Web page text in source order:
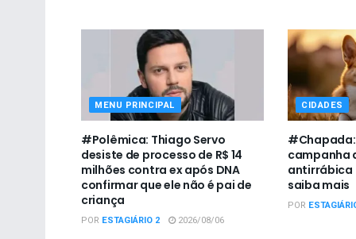
MENU PRINCIPAL
#Polêmica: Thiago Servo
desiste de processo de R$ 14
milhões contra ex após DNA
confirmar que ele não é pai de
criança
POR ESTAGIÁRIO 2 2026/08/06
CIDADES
campanha
antirrábica
saiba mais
POR